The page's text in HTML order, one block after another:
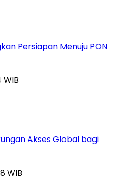
Persiapan Menuju PON
WIB
Akses Global bagi
WIB